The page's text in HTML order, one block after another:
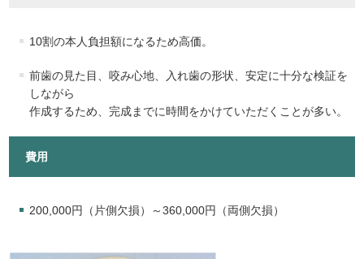
10割の本人負担額になるため高価。
前歯の見た目、咬み心地、入れ歯の形状、安定に十分な検証を
しながら
作成するため、完成までに時間をかけていただくことが多い。
費用
200,000円（片側欠損）～360,000円（両側欠損）